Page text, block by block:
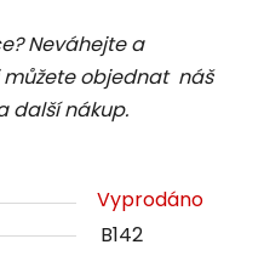
Neváhejte a
můžete objednat náš
další nákup.
Vyprodáno
B142